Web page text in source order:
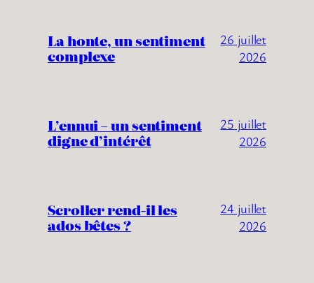
La honte, un sentiment
complexe
26 juillet
2026
L’ennui – un sentiment
digne d’intérêt
25 juillet
2026
Scroller rend-il les
ados bêtes ?
24 juillet
2026